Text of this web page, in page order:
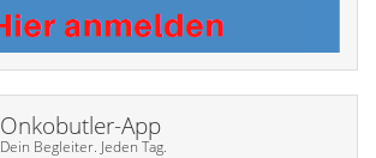
Onkobutler-App
Dein Begleiter. Jeden Tag.